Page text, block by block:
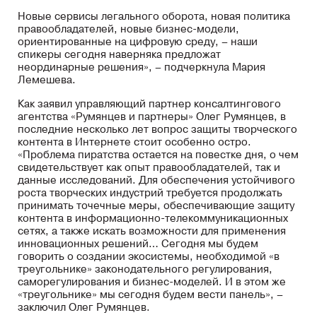
Новые сервисы легального оборота, новая политика
правообладателей, новые бизнес-модели,
ориентированные на цифровую среду, – наши
спикеры сегодня наверняка предложат
неординарные решения», – подчеркнула Мария
Лемешева.
Как заявил управляющий партнер консалтингового
агентства «Румянцев и партнеры» Олег Румянцев, в
последние несколько лет вопрос защиты творческого
контента в Интернете стоит особенно остро.
«Проблема пиратства остается на повестке дня, о чем
свидетельствует как опыт правообладателей, так и
данные исследований. Для обеспечения устойчивого
роста творческих индустрий требуется продолжать
принимать точечные меры, обеспечивающие защиту
контента в информационно-телекоммуникационных
сетях, а также искать возможности для применения
инновационных решений… Сегодня мы будем
говорить о создании экосистемы, необходимой «в
треугольнике» законодательного регулирования,
саморегулирования и бизнес-моделей. И в этом же
«треугольнике» мы сегодня будем вести панель», –
заключил Олег Румянцев.